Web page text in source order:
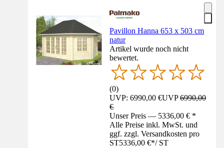
Pavillon Hanna 653 x 503 cm
natur
Artikel wurde noch nicht
bewertet.
(0)
UVP: 6990,00 €UVP6990,00
€
Unser Preis — 5336,00 € *
Alle Preise inkl. MwSt. und
ggf. zzgl. Versandkosten pro
ST5336,00 €*/ ST